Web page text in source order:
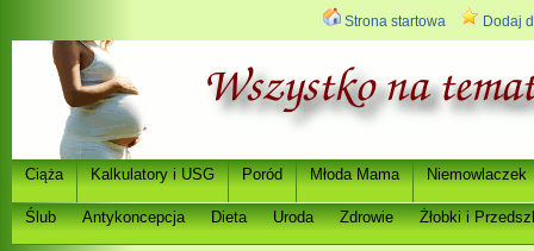
Strona startowa Dodaj
Ciąża Kalkulatory i USG Poród Młoda Mama Niemowlaczek
Ślub Antykoncepcja Dieta Uroda Zdrowie Żłobki i